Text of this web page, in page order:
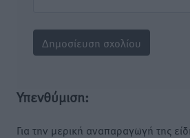
Υπενθύμιση:
Για την μερική αναπαραγωγή της